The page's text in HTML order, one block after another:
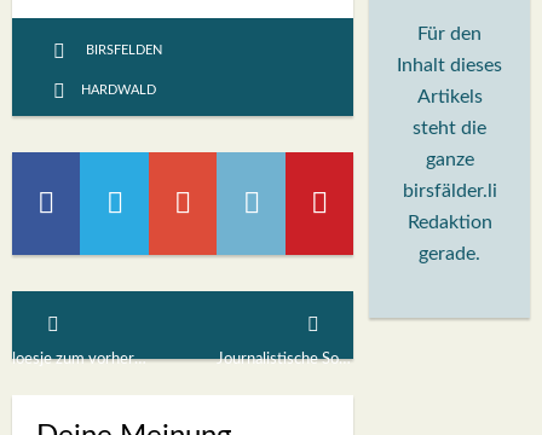
BIRSFELDEN
HARDWALD
loesje zum vorhergehenden Artikel Journalistische Sorgfalt?
Für den
Inhalt dieses
Artikels
steht die
ganze
birsfälder.li
Redaktion
gerade.